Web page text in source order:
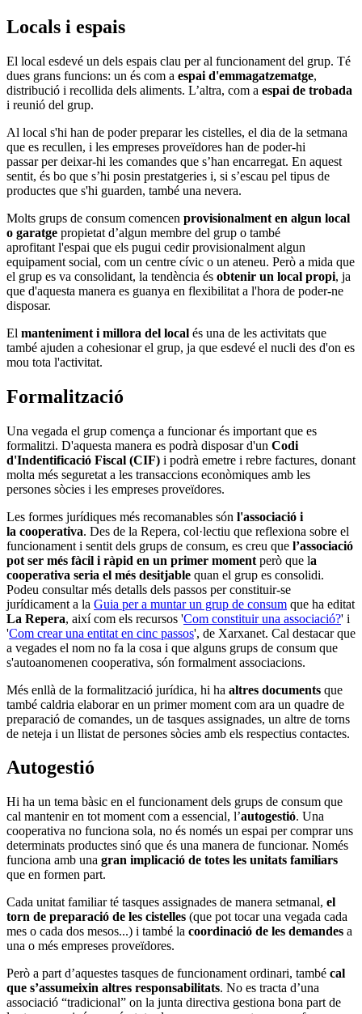
Locals i espais
El local esdevé un dels espais clau per al funcionament del grup. Té
dues grans funcions: un és com a espai d'emmagatzematge,
distribució i recollida dels aliments. L’altra, com a espai de trobada
i reunió del grup.
Al local s'hi han de poder preparar les cistelles, el dia de la setmana
que es recullen, i les empreses proveïdores han de poder-hi
passar per deixar-hi les comandes que s’han encarregat. En aquest
sentit, és bo que s’hi posin prestatgeries i, si s’escau pel tipus de
productes que s'hi guarden, també una nevera.
Molts grups de consum comencen provisionalment en algun local
o garatge propietat d’algun membre del grup o també
aprofitant l'espai que els pugui cedir provisionalment algun
equipament social, com un centre cívic o un ateneu. Però a mida que
el grup es va consolidant, la tendència és obtenir un local propi, ja
que d'aquesta manera es guanya en flexibilitat a l'hora de poder-ne
disposar.
El manteniment i millora del local és una de les activitats que
també ajuden a cohesionar el grup, ja que esdevé el nucli des d'on es
mou tota l'activitat.
Formalització
Una vegada el grup comença a funcionar és important que es
formalitzi. D'aquesta manera es podrà disposar d'un Codi
d'Indentificació Fiscal (CIF) i podrà emetre i rebre factures, donant
molta més seguretat a les transaccions econòmiques amb les
persones sòcies i les empreses proveïdores.
Les formes jurídiques més recomanables són l'associació i
la cooperativa. Des de la Repera, col·lectiu que reflexiona sobre el
funcionament i sentit dels grups de consum, es creu que l’associació
pot ser més fàcil i ràpid en un primer moment però que la
cooperativa seria el més desitjable quan el grup es consolidi.
Podeu consultar més detalls dels passos per constituir-se
jurídicament a la Guia per a muntar un grup de consum que ha editat
La Repera, així com els recursos 'Com constituir una associació?' i
'Com crear una entitat en cinc passos', de Xarxanet. Cal destacar que
a vegades el nom no fa la cosa i que alguns grups de consum que
s'autoanomenen cooperativa, són formalment associacions.
Més enllà de la formalització jurídica, hi ha altres documents que
també caldria elaborar en un primer moment com ara un quadre de
preparació de comandes, un de tasques assignades, un altre de torns
de neteja i un llistat de persones sòcies amb els respectius contactes.
Autogestió
Hi ha un tema bàsic en el funcionament dels grups de consum que
cal mantenir en tot moment com a essencial, l’autogestió. Una
cooperativa no funciona sola, no és només un espai per comprar uns
determinats productes sinó que és una manera de funcionar. Només
funciona amb una gran implicació de totes les unitats familiars
que en formen part.
Cada unitat familiar té tasques assignades de manera setmanal, el
torn de preparació de les cistelles (que pot tocar una vegada cada
mes o cada dos mesos...) i també la coordinació de les demandes a
una o més empreses proveïdores.
Però a part d’aquestes tasques de funcionament ordinari, també cal
que s’assumeixin altres responsabilitats. No es tracta d’una
associació “tradicional” on la junta directiva gestiona bona part de